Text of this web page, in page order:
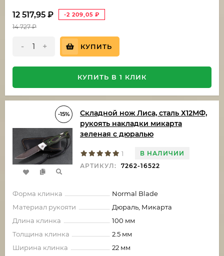
12 517,95 ₽ -2 209,05 ₽
14 727₽
- + КУПИТЬ
КУПИТЬ В 1 КЛИК
-15%
Складной нож Лиса, сталь Х12МФ,
рукоять накладки микарта
зеленая с дюралью
1
В НАЛИЧИИ
АРТИКУЛ:
7262-16522
Форма клинка
Normal Blade
Материал рукояти
Дюраль, Микарта
Длина клинка
100 мм
Толщина клинка
2.5 мм
Ширина клинка
22 мм